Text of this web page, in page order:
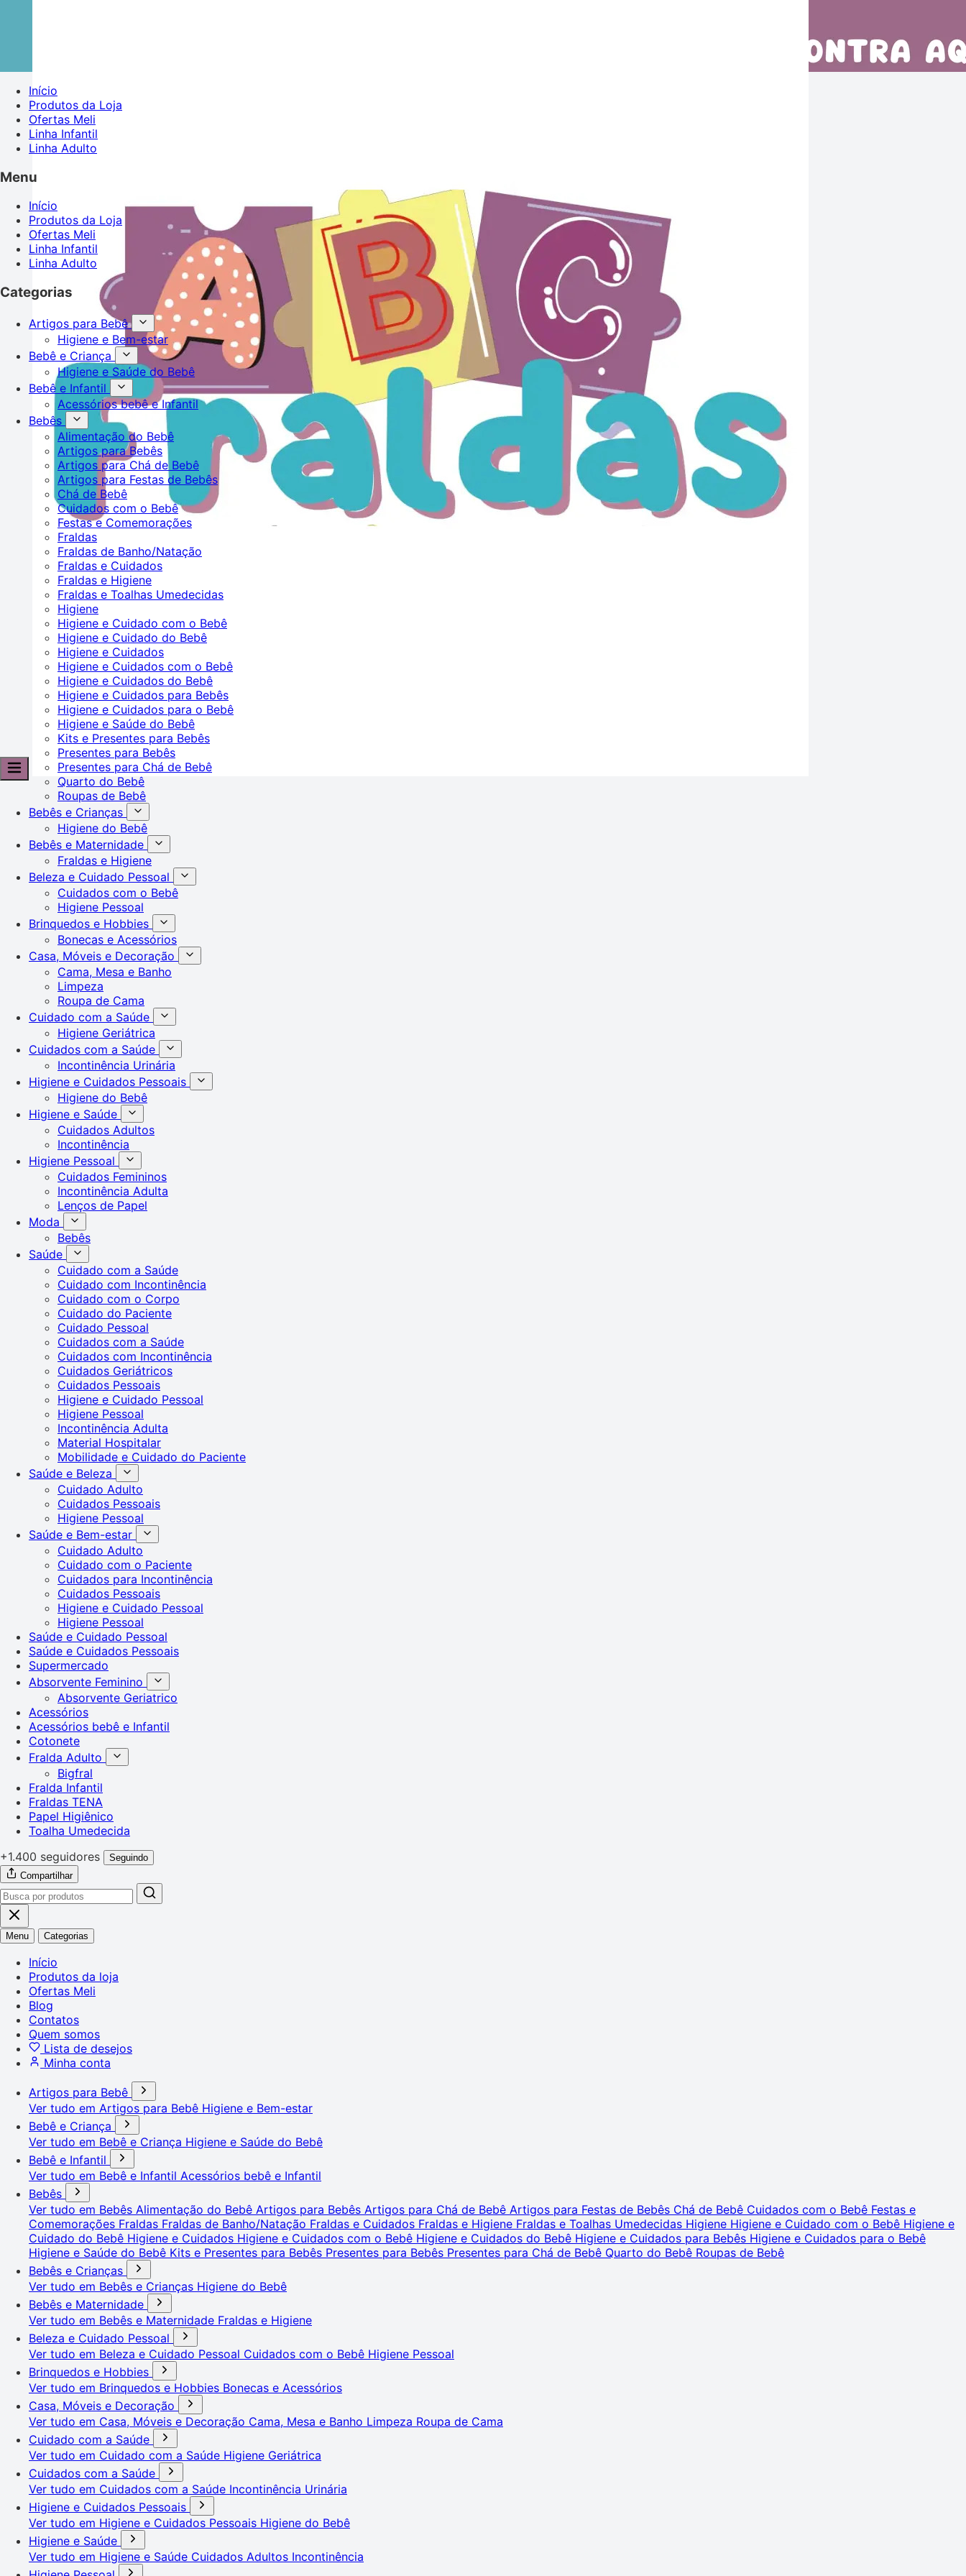
Início
Produtos da Loja
Ofertas Meli
Linha Infantil
Linha Adulto
Menu
Início
Produtos da Loja
Ofertas Meli
Linha Infantil
Linha Adulto
Categorias
Artigos para Bebê
Higiene e Bem-estar
Bebê e Criança
Higiene e Saúde do Bebê
Bebê e Infantil
Acessórios bebê e Infantil
Bebês
Alimentação do Bebê
Artigos para Bebês
Artigos para Chá de Bebê
Artigos para Festas de Bebês
Chá de Bebê
Cuidados com o Bebê
Festas e Comemorações
Fraldas
Fraldas de Banho/Natação
Fraldas e Cuidados
Fraldas e Higiene
Fraldas e Toalhas Umedecidas
Higiene
Higiene e Cuidado com o Bebê
Higiene e Cuidado do Bebê
Higiene e Cuidados
Higiene e Cuidados com o Bebê
Higiene e Cuidados do Bebê
Higiene e Cuidados para Bebês
Higiene e Cuidados para o Bebê
Higiene e Saúde do Bebê
Kits e Presentes para Bebês
Presentes para Bebês
Presentes para Chá de Bebê
Quarto do Bebê
Roupas de Bebê
Bebês e Crianças
Higiene do Bebê
Bebês e Maternidade
Fraldas e Higiene
Beleza e Cuidado Pessoal
Cuidados com o Bebê
Higiene Pessoal
Brinquedos e Hobbies
Bonecas e Acessórios
Casa, Móveis e Decoração
Cama, Mesa e Banho
Limpeza
Roupa de Cama
Cuidado com a Saúde
Higiene Geriátrica
Cuidados com a Saúde
Incontinência Urinária
Higiene e Cuidados Pessoais
Higiene do Bebê
Higiene e Saúde
Cuidados Adultos
Incontinência
Higiene Pessoal
Cuidados Femininos
Incontinência Adulta
Lenços de Papel
Moda
Bebês
Saúde
Cuidado com a Saúde
Cuidado com Incontinência
Cuidado com o Corpo
Cuidado do Paciente
Cuidado Pessoal
Cuidados com a Saúde
Cuidados com Incontinência
Cuidados Geriátricos
Cuidados Pessoais
Higiene e Cuidado Pessoal
Higiene Pessoal
Incontinência Adulta
Material Hospitalar
Mobilidade e Cuidado do Paciente
Saúde e Beleza
Cuidado Adulto
Cuidados Pessoais
Higiene Pessoal
Saúde e Bem-estar
Cuidado Adulto
Cuidado com o Paciente
Cuidados para Incontinência
Cuidados Pessoais
Higiene e Cuidado Pessoal
Higiene Pessoal
Saúde e Cuidado Pessoal
Saúde e Cuidados Pessoais
Supermercado
Absorvente Feminino
Absorvente Geriatrico
Acessórios
Acessórios bebê e Infantil
Cotonete
Fralda Adulto
Bigfral
Fralda Infantil
Fraldas TENA
Papel Higiênico
Toalha Umedecida
+1.400 seguidores
Seguindo
Compartilhar
Menu Categorias
Início
Produtos da loja
Ofertas Meli
Blog
Contatos
Quem somos
Lista de desejos
Minha conta
Artigos para Bebê
Ver tudo em Artigos para Bebê Higiene e Bem-estar
Bebê e Criança
Ver tudo em Bebê e Criança Higiene e Saúde do Bebê
Bebê e Infantil
Ver tudo em Bebê e Infantil Acessórios bebê e Infantil
Bebês
Ver tudo em Bebês Alimentação do Bebê Artigos para Bebês Artigos para Chá de Bebê Artigos para Festas de Bebês Chá de Bebê Cuidados com o Bebê Festas e
Comemorações Fraldas Fraldas de Banho/Natação Fraldas e Cuidados Fraldas e Higiene Fraldas e Toalhas Umedecidas Higiene Higiene e Cuidado com o Bebê Higiene e
Cuidado do Bebê Higiene e Cuidados Higiene e Cuidados com o Bebê Higiene e Cuidados do Bebê Higiene e Cuidados para Bebês Higiene e Cuidados para o Bebê
Higiene e Saúde do Bebê Kits e Presentes para Bebês Presentes para Bebês Presentes para Chá de Bebê Quarto do Bebê Roupas de Bebê
Bebês e Crianças
Ver tudo em Bebês e Crianças Higiene do Bebê
Bebês e Maternidade
Ver tudo em Bebês e Maternidade Fraldas e Higiene
Beleza e Cuidado Pessoal
Ver tudo em Beleza e Cuidado Pessoal Cuidados com o Bebê Higiene Pessoal
Brinquedos e Hobbies
Ver tudo em Brinquedos e Hobbies Bonecas e Acessórios
Casa, Móveis e Decoração
Ver tudo em Casa, Móveis e Decoração Cama, Mesa e Banho Limpeza Roupa de Cama
Cuidado com a Saúde
Ver tudo em Cuidado com a Saúde Higiene Geriátrica
Cuidados com a Saúde
Ver tudo em Cuidados com a Saúde Incontinência Urinária
Higiene e Cuidados Pessoais
Ver tudo em Higiene e Cuidados Pessoais Higiene do Bebê
Higiene e Saúde
Ver tudo em Higiene e Saúde Cuidados Adultos Incontinência